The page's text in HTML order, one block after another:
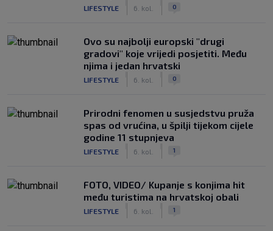
LIFESTYLE 6. kol. 0
Ovo su najbolji europski "drugi
gradovi" koje vrijedi posjetiti. Među
njima i jedan hrvatski
LIFESTYLE 6. kol. 0
Prirodni fenomen u susjedstvu pruža
spas od vrućina, u špilji tijekom cijele
godine 11 stupnjeva
LIFESTYLE 6. kol. 1
FOTO, VIDEO/ Kupanje s konjima hit
među turistima na hrvatskoj obali
LIFESTYLE 6. kol. 1